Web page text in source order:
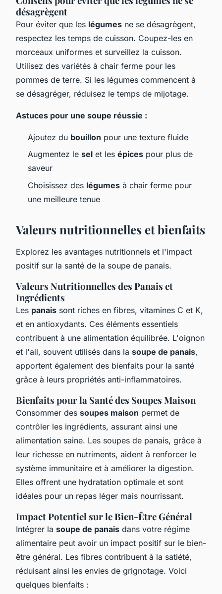
désagrègent
Pour éviter que les légumes ne se désagrègent,
respectez les temps de cuisson. Coupez-les en
morceaux uniformes et surveillez la cuisson.
Utilisez des variétés à chair ferme pour les
pommes de terre. Si les légumes commencent à
se désagréger, réduisez le temps de mijotage.
Astuces pour une soupe réussie :
Ajoutez du bouillon pour une texture fluide
Augmentez le sel et les épices pour plus de
saveur
Choisissez des légumes à chair ferme pour
une meilleure tenue
Valeurs nutritionnelles et bienfaits
Explorez les avantages nutritionnels et l'impact
positif sur la santé de la soupe de panais.
Valeurs Nutritionnelles des Panais et
Ingrédients
Les panais sont riches en fibres, vitamines C et K,
et en antioxydants. Ces éléments essentiels
contribuent à une alimentation équilibrée. L'oignon
et l'ail, souvent utilisés dans la soupe de panais,
apportent également des bienfaits pour la santé
grâce à leurs propriétés anti-inflammatoires.
Bienfaits pour la Santé des Soupes Maison
Consommer des soupes maison permet de
contrôler les ingrédients, assurant ainsi une
alimentation saine. Les soupes de panais, grâce à
leur richesse en nutriments, aident à renforcer le
système immunitaire et à améliorer la digestion.
Elles offrent une hydratation optimale et sont
idéales pour un repas léger mais nourrissant.
Impact Potentiel sur le Bien-Être Général
Intégrer la soupe de panais dans votre régime
alimentaire peut avoir un impact positif sur le bien-
être général. Les fibres contribuent à la satiété,
réduisant ainsi les envies de grignotage. Voici
quelques bienfaits :